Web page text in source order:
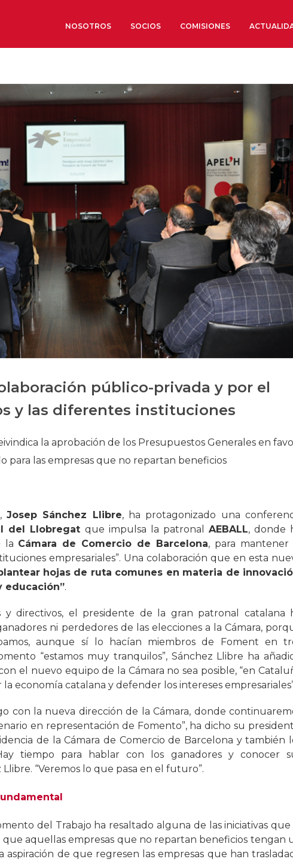
NOSOTROS
Órganos de Gobierno
Estructura Ejecutiva
Institut d’Estudis Estratègics
Organizaciones sectoriales
Sociedad Barcelonesa de
Económicos y Sociales
Organizaciones
Conoce más
Historia
Galería de Presidentes
Biblioteca Archivo
Sede Social
SOCIOS COMISIONES
público-privada y por el
y las diferentes instituciones
la aprobación de los Presupuestos Generales en
para las empresas que no repartan beneficios
Josep Sánchez Llibre, ha protagonizado una
del Llobregat que impulsa la patronal AEBALL, donde
la Cámara de Comercio de Barcelona, para mantener
empresariales”. Una colaboración que en esta
hojas de ruta comunes en materia de
educación”.
directivos, el presidente de la gran patronal catalana
ni perdedores de las elecciones a la Cámara,
aunque sí lo hacían miembros de Foment en
“estamos muy tranquilos”, Sánchez Llibre ha
el nuevo equipo de la Cámara no sea posible, “en
economía catalana y defender los intereses
con la nueva dirección de la Cámara, donde
en representación de Fomento”, ha dicho su
de la Cámara de Comercio de Barcelona y también
tiempo para hablar con los ganadores y conocer
“Veremos lo que pasa en el futuro”.
del Trabajo ha resaltado alguna de las iniciativas que
aquellas empresas que no repartan beneficios tengan
aspiración de que regresen las empresas que han